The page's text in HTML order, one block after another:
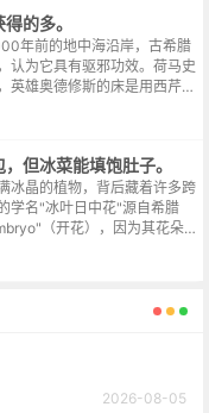
的多。
年前的地中海沿岸，古希腊
认为它具有驱邪功效。荷马史
英雄奥德修斯的床是用西芹和
腊文化中的重要地位。有趣
和酒气...
但冰菜能填饱肚子。
冰晶的植物，背后藏着许多跨
学名"冰叶日中花"源自希腊
（开花），因为其花朵常
这个特性早在古希腊时期就
2026-08-05